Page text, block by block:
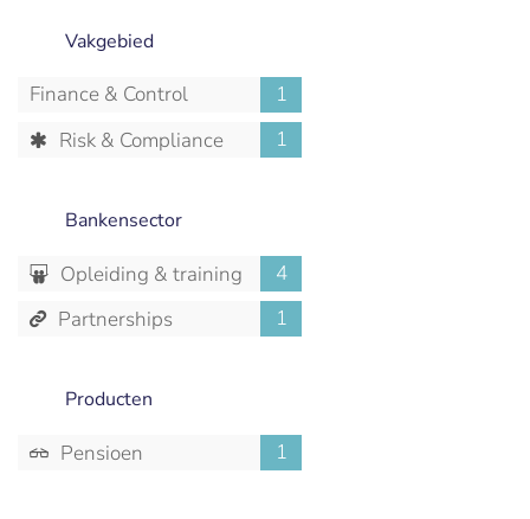
Vakgebied
Finance & Control
1
Risk & Compliance
1
Bankensector
Opleiding & training
4
Partnerships
1
Producten
Pensioen 1